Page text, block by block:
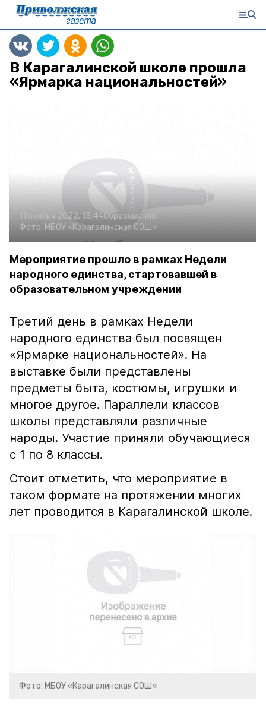
В Карагалинской школе прошла
«Ярмарка национальностей»
11 ноября 2022, 13:44Образование
Фото: МБОУ «Карагалинская СОШ»
Мероприятие прошло в рамках Недели
народного единства, стартовавшей в
образовательном учреждении
Третий день в рамках Недели
народного единства был посвящен
«Ярмарке национальностей». На
выставке были представлены
предметы быта, костюмы, игрушки и
многое другое. Параллели классов
школы представляли различные
народы. Участие приняли обучающиеся
с 1 по 8 классы.
Стоит отметить, что мероприятие в
таком формате на протяжении многих
лет проводится в Карагалинской школе.
Фото: МБОУ «Карагалинская СОШ»